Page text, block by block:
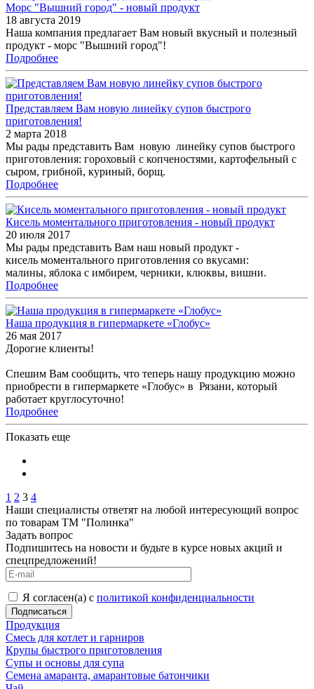
Морс "Вышний город" - новый продукт
18 августа 2019
Наша компания предлагает Вам новый вкусный и полезный
продукт - морс "Вышний город"!
Подробнее
Представляем Вам новую линейку супов быстрого
приготовления!
2 марта 2018
Мы рады представить Вам новую линейку супов быстрого
приготовления: гороховый с копченостями, картофельный с
сыром, грибной, куриный, борщ.
Подробнее
Кисель моментального приготовления - новый продукт
20 июля 2017
Мы рады представить Вам наш новый продукт -
кисель моментального приготовления со вкусами:
малины, яблока с имбирем, черники, клюквы, вишни.
Подробнее
Наша продукция в гипермаркете «Глобус»
26 мая 2017
Дорогие клиенты!
Спешим Вам сообщить, что теперь нашу продукцию можно
приобрести в гипермаркете «Глобус» в Рязани, который
работает круглосуточно!
Подробнее
Показать еще
1 2 3 4
Наши специалисты ответят на любой интересующий вопрос
по товарам ТМ "Полинка"
Задать вопрос
Подпишитесь на новости и будьте в курсе новых акций и
спецпредложений!
Я согласен(а) с политикой конфиденциальности
Продукция
Смесь для котлет и гарниров
Крупы быстрого приготовления
Супы и основы для супа
Семена амаранта, амарантовые батончики